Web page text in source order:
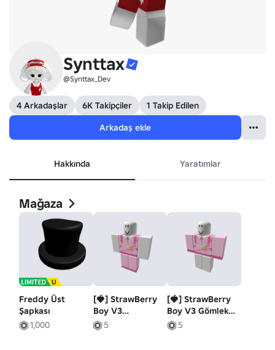
Synttax
@Synttax_Dev
4 Arkadaşlar 6K Takipçiler
1 Takip Edilen
Arkadaş ekle
Hakkında Yaratımlar
Mağaza
Freddy Üst
Şapkası
1,000
[🍓] StrawBerry
Boy V3
Pantolonları [🍓]
5
[🍓] StrawBerry
Boy V3 Gömlek
[🍓]
5